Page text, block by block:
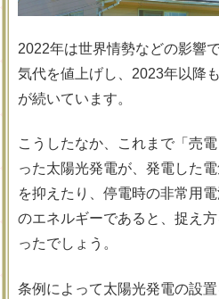
2022年は世界情勢などの影響
気代を値上げし、2023年以降
が続いています。
こうしたなか、これまで「売
った太陽光発電が、発電した
を抑えたり、停電時の非常用
のエネルギーであると、捉え
ったでしょう。
条例によって太陽光発電の設